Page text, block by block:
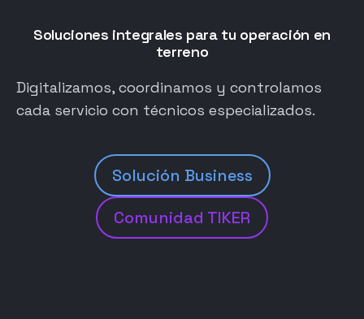
Soluciones integrales para tu operación en
terreno
Digitalizamos, coordinamos y controlamos
cada servicio con técnicos especializados.
Solución Business
Comunidad TIKER